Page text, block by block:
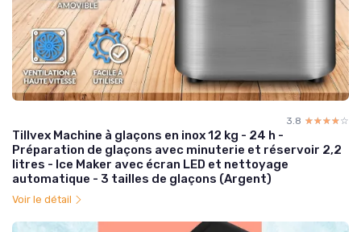
3.8 ☆☆☆☆☆
★★★★★
Tillvex Machine à glaçons en inox 12 kg - 24 h -
Préparation de glaçons avec minuterie et réservoir 2,2
litres - Ice Maker avec écran LED et nettoyage
automatique - 3 tailles de glaçons (Argent)
Voir le détail